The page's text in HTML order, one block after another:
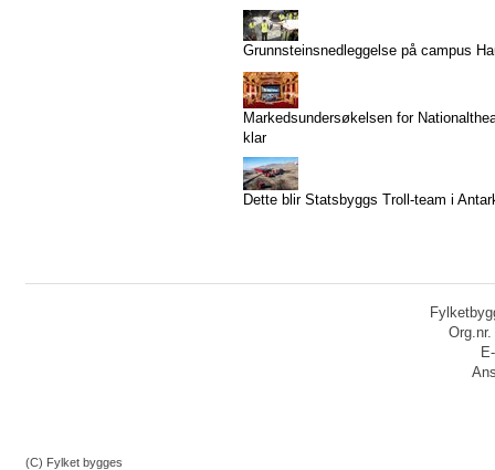
Grunnsteinsnedleggelse på campus
Markedsundersøkelsen for
klar
Dette blir Statsbyggs Troll-team i
(C) Fylket bygges